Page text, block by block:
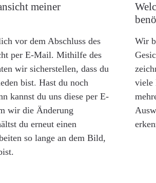
meiner
vor dem Abschluss des
per E-Mail. Mithilfe des
wir sicherstellen, dass du
bist. Hast du noch
kannst du uns diese per E-
wir die Änderung
du erneut einen
so lange an dem Bild,
Wir
viele